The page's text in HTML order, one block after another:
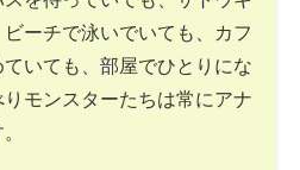
ーチで泳いでいても、カフ
いても、部屋でひとりにな
モンスターたちは常にアナ